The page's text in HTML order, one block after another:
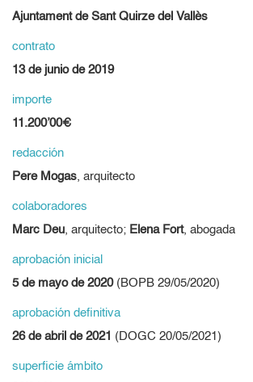
Ajuntament de Sant Quirze del Vallès
contrato
13 de junio de 2019
importe
11.200’00€
redacción
Pere Mogas, arquitecto
colaboradores
Marc Deu, arquitecto; Elena Fort, abogada
aprobación inicial
5 de mayo de 2020(BOPB 29/05/2020)
aprobación definitiva
26 de abril de 2021 (DOGC 20/05/2021)
superficie ámbito